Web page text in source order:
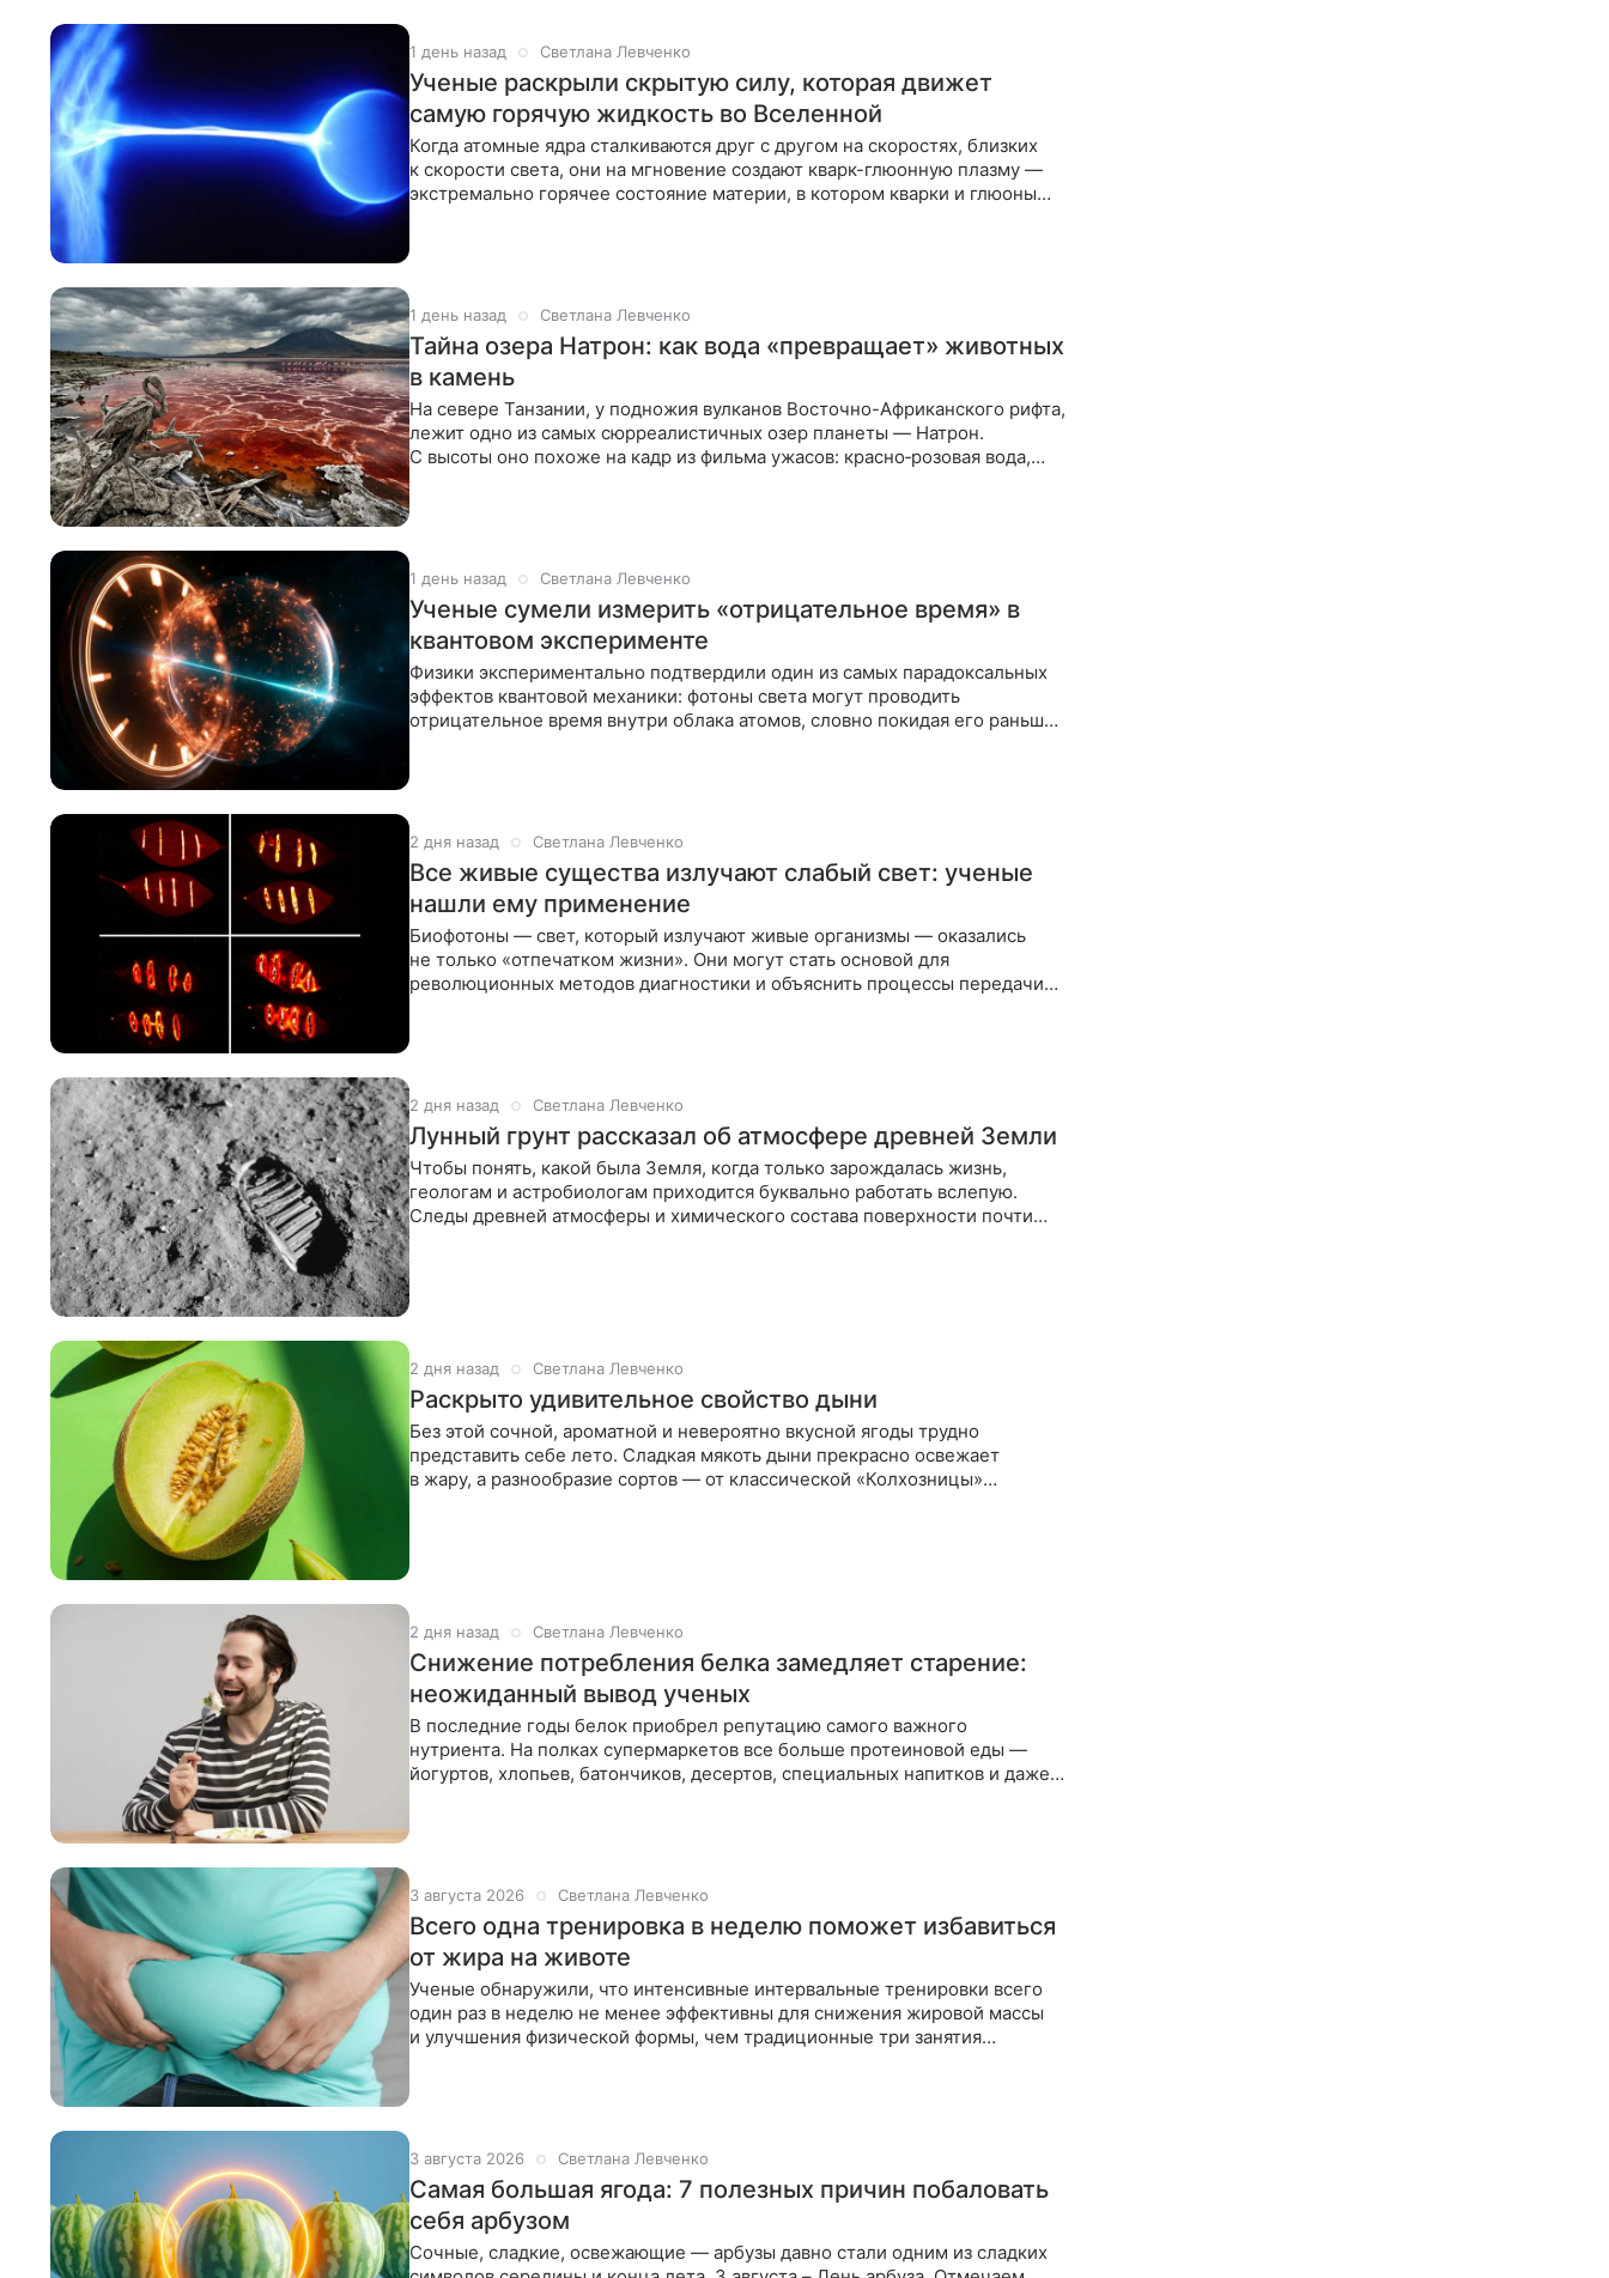
1 день назад Светлана Левченко
Ученые раскрыли скрытую силу, которая движет
самую горячую жидкость во Вселенной
Когда атомные ядра сталкиваются друг с другом на скоростях, близких
к скорости света, они на мгновение создают кварк-глюонную плазму —
экстремально горячее состояние материи, в котором кварки и глюоны
1 день назад Светлана Левченко
Тайна озера Натрон: как вода «превращает» животных
в камень
На севере Танзании, у подножия вулканов Восточно-Африканского рифта,
лежит одно из самых сюрреалистичных озер планеты — Натрон.
С высоты оно похоже на кадр из фильма ужасов: красно‑розовая вода,
1 день назад Светлана Левченко
Ученые сумели измерить «отрицательное время» в
квантовом эксперименте
Физики экспериментально подтвердили один из самых парадоксальных
эффектов квантовой механики: фотоны света могут проводить
отрицательное время внутри облака атомов, словно покидая его раньше,
2 дня назад Светлана Левченко
Все живые существа излучают слабый свет: ученые
нашли ему применение
Биофотоны — свет, который излучают живые организмы — оказались
не только «отпечатком жизни». Они могут стать основой для
революционных методов диагностики и объяснить процессы передачи
2 дня назад Светлана Левченко
Лунный грунт рассказал об атмосфере древней Земли
Чтобы понять, какой была Земля, когда только зарождалась жизнь,
геологам и астробиологам приходится буквально работать вслепую.
Следы древней атмосферы и химического состава поверхности почти
2 дня назад Светлана Левченко
Раскрыто удивительное свойство дыни
Без этой сочной, ароматной и невероятно вкусной ягоды трудно
представить себе лето. Сладкая мякоть дыни прекрасно освежает
в жару, а разнообразие сортов — от классической «Колхозницы»
2 дня назад Светлана Левченко
Снижение потребления белка замедляет старение:
неожиданный вывод ученых
В последние годы белок приобрел репутацию самого важного
нутриента. На полках супермаркетов все больше протеиновой еды —
йогуртов, хлопьев, батончиков, десертов, специальных напитков и даже
3 августа 2026 Светлана Левченко
Всего одна тренировка в неделю поможет избавиться
от жира на животе
Ученые обнаружили, что интенсивные интервальные тренировки всего
один раз в неделю не менее эффективны для снижения жировой массы
и улучшения физической формы, чем традиционные три занятия
3 августа 2026 Светлана Левченко
Самая большая ягода: 7 полезных причин побаловать
себя арбузом
Сочные, сладкие, освежающие — арбузы давно стали одним из сладких